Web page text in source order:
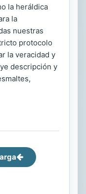
la heráldica
la
nuestras
protocolo
la veracidad y
descripción y